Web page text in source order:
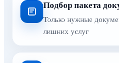
Подбор пакета
Только нужные
лишних услуг